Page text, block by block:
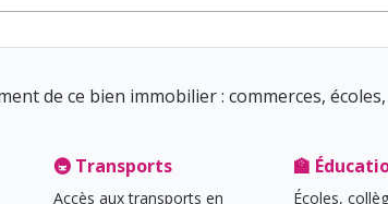
de ce bien immobilier : commerces,
🚇 Transports
Accès aux transports en
🏫
Écoles,